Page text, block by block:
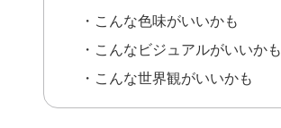
こんな色味がいいかも
こんなビジュアルがいいかも
こんな世界観がいいかも